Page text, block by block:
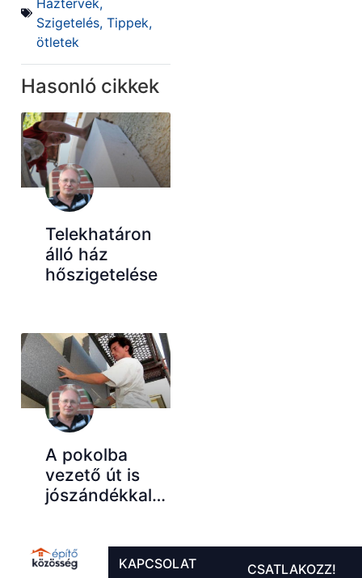
Háztervek,
Szigetelés,Tippek,
ötletek
Hasonló cikkek
Telekhatáron
álló ház
hőszigetelése
A pokolba
vezető út is
jószándékkal…
KAPCSOLAT CSATLAKOZZ!